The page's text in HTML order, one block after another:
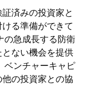
済みの投資家と
る準備ができて
の急成長する防衛
ない機会を提供
ベンチャーキャピ
の投資家との協